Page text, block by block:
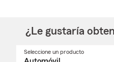
¿Le gustaría
Seleccione un producto